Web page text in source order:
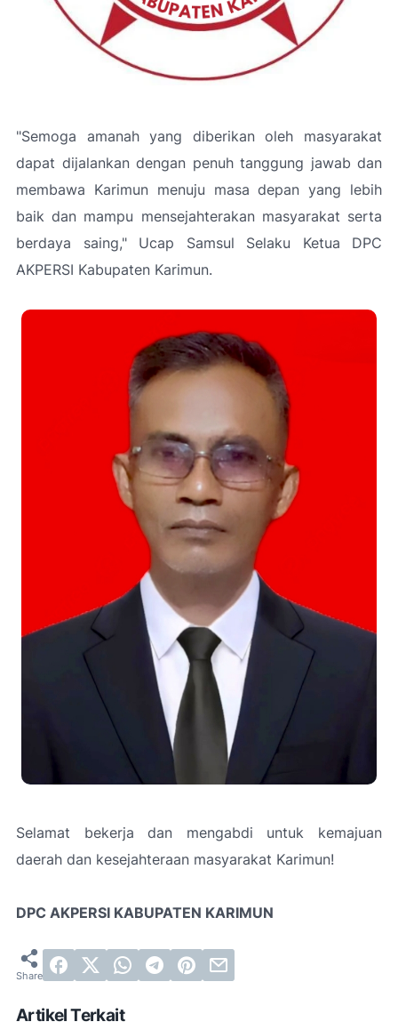
"Semoga amanah yang diberikan oleh masyarakat
dapat dijalankan dengan penuh tanggung jawab dan
membawa Karimun menuju masa depan yang lebih
baik dan mampu mensejahterakan masyarakat serta
berdaya saing," Ucap Samsul Selaku Ketua DPC
AKPERSI Kabupaten Karimun.
Selamat bekerja dan mengabdi untuk kemajuan
daerah dan kesejahteraan masyarakat Karimun!
DPC AKPERSI KABUPATEN KARIMUN
Artikel Terkait